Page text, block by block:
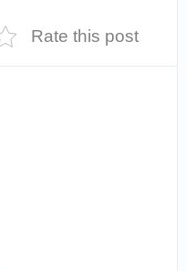
Rate this post